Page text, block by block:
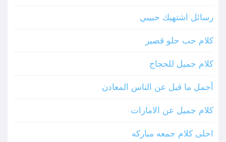
رسائل اشتهيك حبيبي
كلام حب حلو قصير
كلام جميل للحجاج
أجمل ما قيل عن الناس المعادن
كلام جميل عن الامارات
احلى كلام جمعه مباركه